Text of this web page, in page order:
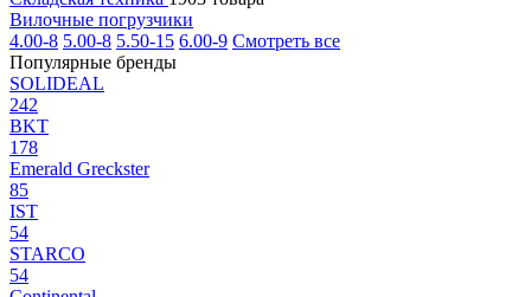
Вилочные погрузчики
4.00-8 5.00-8 5.50-15 6.00-9 Смотреть все
Популярные бренды
SOLIDEAL
242
BKT
178
Emerald Greckster
85
IST
54
STARCO
54